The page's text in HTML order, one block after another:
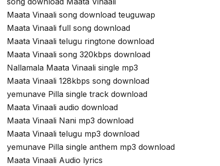
Maata Vinaali song download teuguwap
Maata Vinaali full song download
Maata Vinaali telugu ringtone download
Maata Vinaali song 320kbps download
Nallamala Maata Vinaali single mp3
Maata Vinaali 128kbps song download
yemunave Pilla single track download
Maata Vinaali audio download
Maata Vinaali Nani mp3 download
Maata Vinaali telugu mp3 download
yemunave Pilla single anthem mp3 download
Maata Vinaali Audio lyrics